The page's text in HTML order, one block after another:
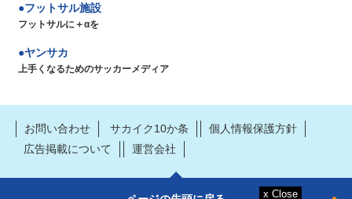
フットサル施設
フットサルに＋αを
ヤンサカ
上手くなるためのサッカーメディア
お問い合わせ サカイク10か条
個人情報保護方針
広告掲載について
運営会社